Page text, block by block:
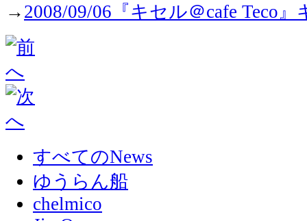
→ 2008/09/06『キセル＠cafe Teco』
すべてのNews
ゆうらん船
chelmico